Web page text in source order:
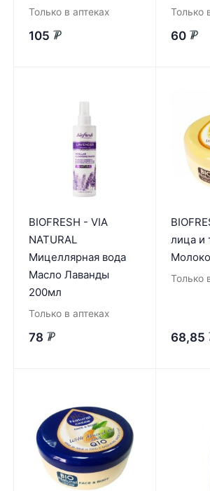
Только в аптеках
105 ₽
Только
60 ₽
BIOFRESH - VIA
NATURAL
Мицеллярная вода
Масло Лаванды
200мл
Только в аптеках
78 ₽
лица и
Только
68,85